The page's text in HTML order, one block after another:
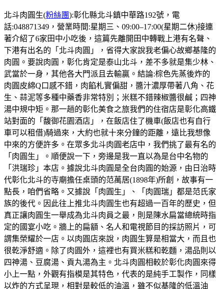
北斗肉圓生(粉絲團):彰化縣北斗鎮中華路192號，電
話:048871349，營業時間:星期三、09:00–17:00(星期二休)接連
著介紹了6家田中小吃後，這篇先離開田中轉戰上港有名聲、
下港有出名的「北斗肉圓」，省得大家說我老偏心故鄉基隆的
肉圓。要說肉圓，彰化肯定是泰山北斗，差不多就是集少林、
武當於一身，其他各大門派且去輸贏。結論:棕色先蒸後炸的
肉圓皮綿Q口感不錯，肉餡札實偏甜，醬汁濃厚帶著八角、花
生、蒜泥等多種中藥香非常特別；米糕不錯辣椒醬很鹹；四神
湯中規中矩。那一趟的彰化美食之旅我們的住宿店是彰化高鐵
站對面的「馥御花園酒店」，在飯店住了機車(飯店也有自行
車可以租借)騎過來，大約也就十來分鐘的距離，遠比我想像
中來的方便許多。在眾多北斗肉圓老店中，我們挑了最有名的
「肉圓生」。順便說一下，旁邊是我一直以為是台中名物的
「洪瑞珍」本店。據說北斗肉圓是全台肉圓的始源，由日治時
代彰化北斗的寺廟擔任桌頭的范萬居(1898年)所創，故事有一
點長，咱們省略。又據說「肉圓生」、「肉圓瑞」都是范氏家
族的後代。因此往上推北斗肉圓生也有超過一百年的歷史，但
真正讓肉圓生一舉成為北斗肉員之最，則是陳水扁當總統時指
定的國宴小吃。牆上的扁額、名人和電視節目的採訪照片，可
謂集榮耀於一店。以肉圓店來說，肉圓生算是相當大，而且也
很乾淨舒適。除了肉圓外，這裡也有買米糕和乾麵，湯品則以
四神湯、豆腐湯、貢丸湯為主。北斗肉圓相較於彰化肉圓來得
小上一點，外觀有指模是其特色，代表的是純手工製作，同樣
以炸的方式呈現，相對是較低的油溫，雖不似基隆的低溫油